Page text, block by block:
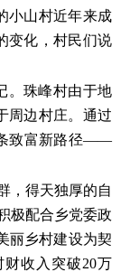
小山村近年来成
变化，村民们说
。珠峰村由于地
周边村庄。通过
致富新路径——
，得天独厚的自
极配合乡党委政
丽乡村建设为契
收入突破20万